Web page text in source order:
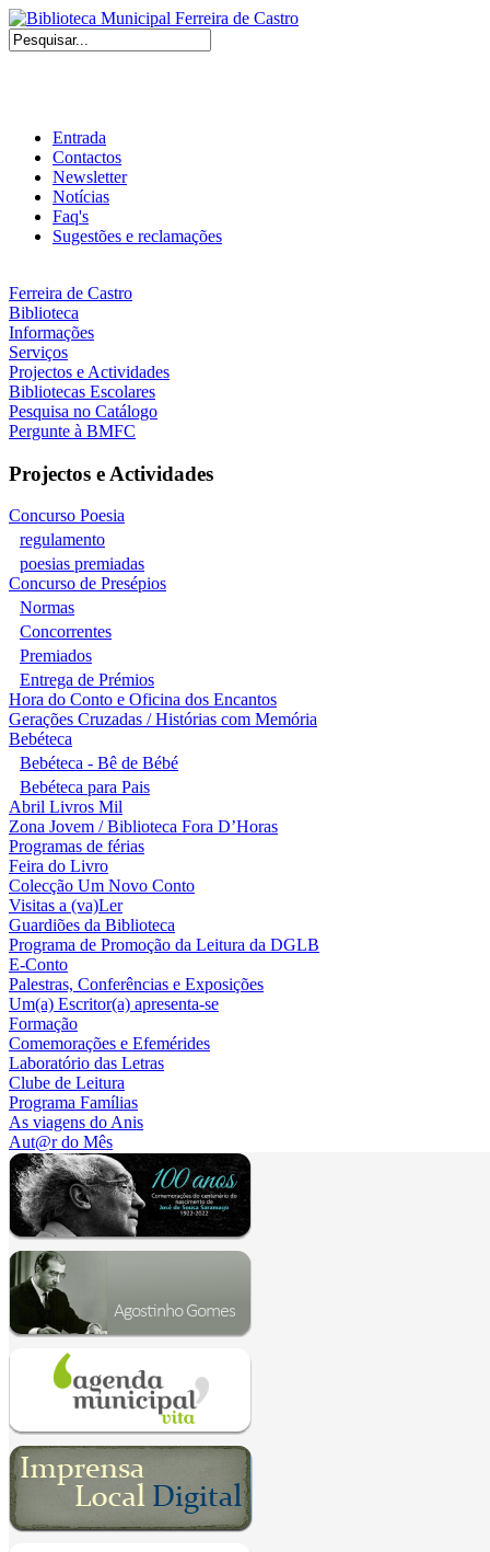
Entrada
Contactos
Newsletter
Notícias
Faq's
Sugestões e reclamações
Ferreira de Castro
Biblioteca
Informações
Serviços
Projectos e Actividades
Bibliotecas Escolares
Pesquisa no Catálogo
Pergunte à BMFC
Projectos e Actividades
Concurso Poesia
regulamento
poesias premiadas
Concurso de Presépios
Normas
Concorrentes
Premiados
Entrega de Prémios
Hora do Conto e Oficina dos Encantos
Gerações Cruzadas / Histórias com Memória
Bebéteca
Bebéteca - Bê de Bébé
Bebéteca para Pais
Abril Livros Mil
Zona Jovem / Biblioteca Fora D’Horas
Programas de férias
Feira do Livro
Colecção Um Novo Conto
Visitas a (va)Ler
Guardiões da Biblioteca
Programa de Promoção da Leitura da DGLB
E-Conto
Palestras, Conferências e Exposições
Um(a) Escritor(a) apresenta-se
Formação
Comemorações e Efemérides
Laboratório das Letras
Clube de Leitura
Programa Famílias
As viagens do Anis
Aut@r do Mês